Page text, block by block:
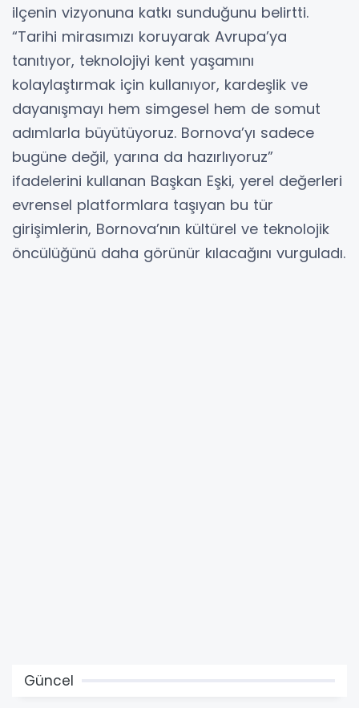
ilçenin vizyonuna katkı sunduğunu belirtti.
“Tarihi mirasımızı koruyarak Avrupa’ya
tanıtıyor, teknolojiyi kent yaşamını
kolaylaştırmak için kullanıyor, kardeşlik ve
dayanışmayı hem simgesel hem de somut
adımlarla büyütüyoruz. Bornova’yı sadece
bugüne değil, yarına da hazırlıyoruz”
ifadelerini kullanan Başkan Eşki, yerel değerleri
evrensel platformlara taşıyan bu tür
girişimlerin, Bornova’nın kültürel ve teknolojik
öncülüğünü daha görünür kılacağını vurguladı.
Güncel